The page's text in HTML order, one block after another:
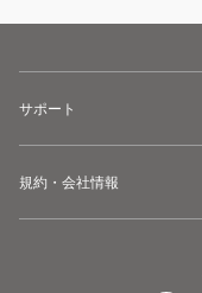
サポート
規約・会社情報